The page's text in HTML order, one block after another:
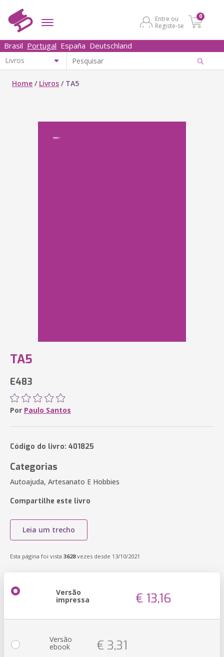
Entre ou
Registe-se
0
Brasil Portugal España Deutschland
Home / Livros / TA5
TA5
E483
Por Paulo Santos
Código do livro: 401825
Categorias
Autoajuda, Artesanato E Hobbies
Compartilhe este livro
Leia um trecho
Esta página foi vista 3628vezes desde 13/10/2021
Versão
impressa € 13,16
Versão
ebook € 3,31